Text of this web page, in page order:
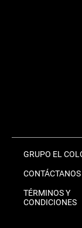
GRUPO EL
CONTÁCTANOS
TÉRMINOS Y
CONDICIONES